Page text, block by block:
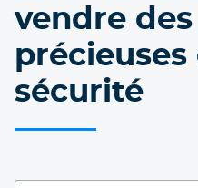
vendre
sécurité